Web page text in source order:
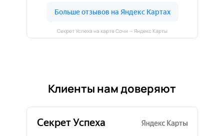
Секрет Успеха на карте Сочи — Яндекс Карты
Клиенты нам доверяют